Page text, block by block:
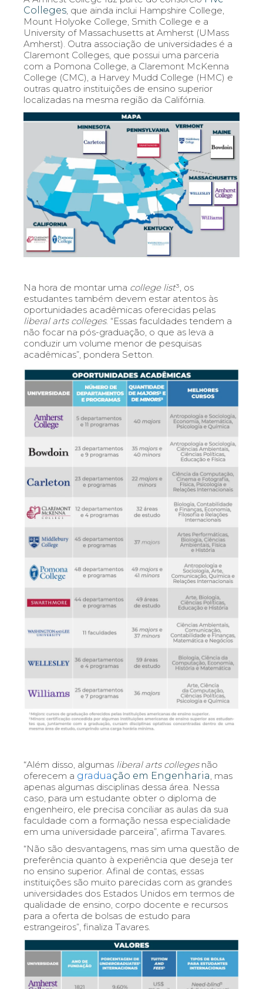
Colleges , que ainda inclui Hampshire College,
Mount Holyoke College, Smith College e a
University of Massachusetts at Amherst (UMass
Amherst). Outra associação de universidades é a
Claremont Colleges, que possui uma parceria
com a Pomona College, a Claremont McKenna
College (CMC), a Harvey Mudd College (HMC) e
outras quatro instituições de ensino superior
localizadas na mesma região da Califórnia.
Na hora de montar uma college list³, os
estudantes também devem estar atentos às
oportunidades acadêmicas oferecidas pelas
liberal arts colleges. “Essas faculdades tendem a
não focar na pós-graduação, o que as leva a
conduzir um volume menor de pesquisas
acadêmicas”, pondera Setton.
“Além disso, algumas liberal arts collegesnão
oferecem a graduação em Engenharia, mas
apenas algumas disciplinas dessa área. Nessa
caso, para um estudante obter o diploma de
engenheiro, ele precisa conciliar as aulas da sua
faculdade com a formação nessa especialidade
em uma universidade parceira”, afirma Tavares.
“Não são desvantagens, mas sim uma questão de
preferência quanto à experiência que deseja ter
no ensino superior. Afinal de contas, essas
instituições são muito parecidas com as grandes
universidades dos Estados Unidos em termos de
qualidade de ensino, corpo docente e recursos
para a oferta de bolsas de estudo para
estrangeiros”, finaliza Tavares.